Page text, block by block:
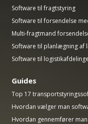
Software til fragtstyring
Software til forsendelse
Multi-fragtmand
Software til planlægning af
Software til
Guides
Top 17
Hvordan vælger man
Hvordan gennemfører